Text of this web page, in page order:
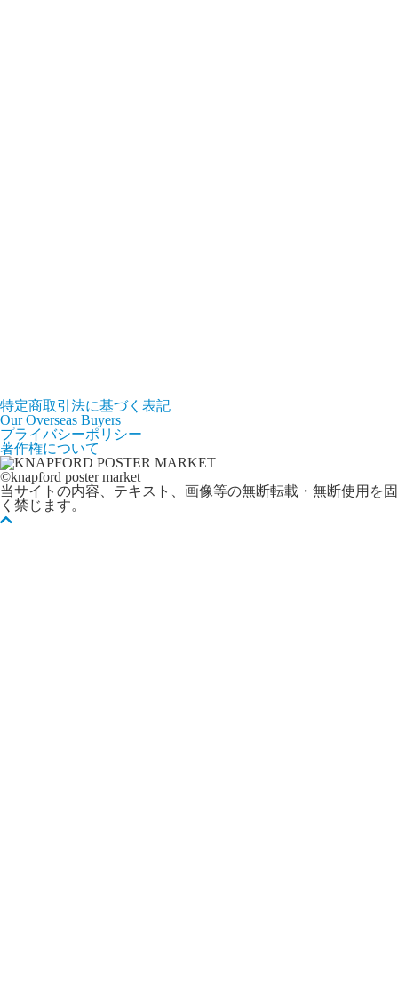
特定商取引法に基づく表記
Our Overseas Buyers
プライバシーポリシー
著作権について
©knapford poster market
当サイトの内容、テキスト、画像等の無断転載・無断使用を固
く禁じます。